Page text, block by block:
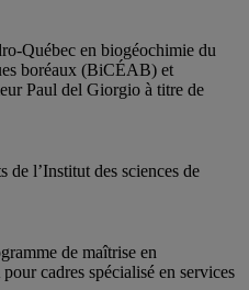
Québec en biogéochimie du
boréaux (BiCÉAB) et
Paul del Giorgio à titre de
de l’Institut des sciences de
de maîtrise en
cadres spécialisé en services